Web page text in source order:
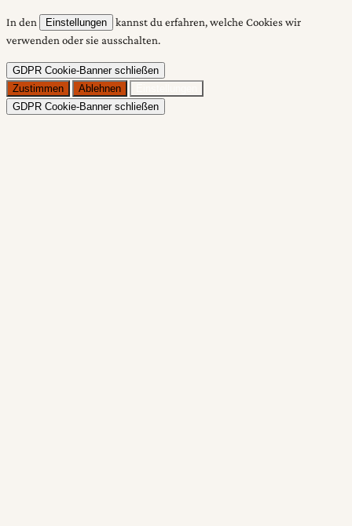
In den Einstellungen
kannst du erfahren, welche Cookies wir
verwenden oder sie ausschalten.
GDPR Cookie-Banner schließen
Zustimmen
Ablehnen
GDPR Cookie-Banner schließen